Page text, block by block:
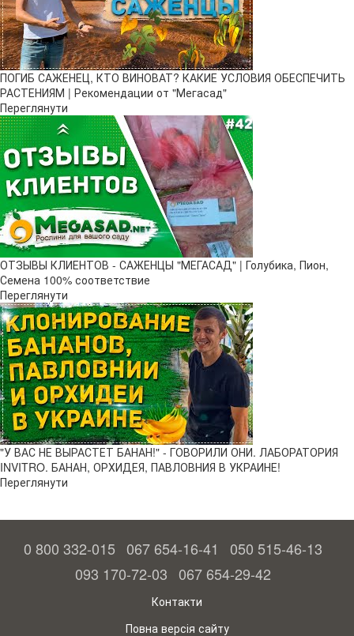
ПОГИБ САЖЕНЕЦ, КТО ВИНОВАТ? КАКИЕ УСЛОВИЯ ОБЕСПЕЧИТЬ
РАСТЕНИЯМ | Рекомендации от "Мегасад"
Переглянути
ОТЗЫВЫ КЛИЕНТОВ - САЖЕНЦЫ "МЕГАСАД" | Голубика, Пион,
Семена 100% соответствие
Переглянути
"У ВАС НЕ ВЫРАСТЕТ БАНАН!" - ГОВОРИЛИ ОНИ. ЛАБОРАТОРИЯ
INVITRO. БАНАН, ОРХИДЕЯ, ПАВЛОВНИЯ В УКРАИНЕ!
Переглянути
0 800 332-015 067 654-16-41
050 515-46-13
093 170-72-03 067 654-29-42
Контакти
Повна версія сайту